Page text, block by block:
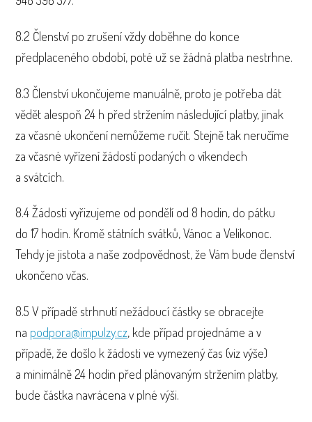
8.2 Členství po zrušení vždy doběhne do konce
předplaceného období, poté už se žádná platba nestrhne.
8.3 Členství ukončujeme manuálně, proto je potřeba dát
vědět alespoň 24 h před stržením následující platby, jinak
za včasné ukončení nemůžeme ručit. Stejně tak neručíme
za včasné vyřízení žádostí podaných o víkendech
a svátcích.
8.4 Žádosti vyřizujeme od pondělí od 8 hodin, do pátku
do 17 hodin. Kromě státních svátků, Vánoc a Velikonoc.
Tehdy je jistota a naše zodpovědnost, že Vám bude členství
ukončeno včas.
8.5 V případě strhnutí nežádoucí částky se obracejte
na podpora@impulzy.cz, kde případ projednáme a v
případě, že došlo k žádosti ve vymezený čas (viz výše)
a minimálně 24 hodin před plánovaným stržením platby,
bude částka navrácena v plné výši.